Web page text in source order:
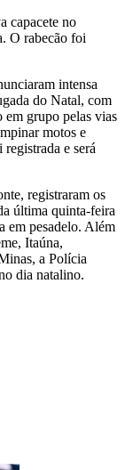
capacete no
O rabecão foi
intensa
do Natal, com
em grupo pelas vias
motos e
e será
registraram os
última quinta-feira
em pesadelo. Além
Itaúna,
a Polícia
dia natalino.